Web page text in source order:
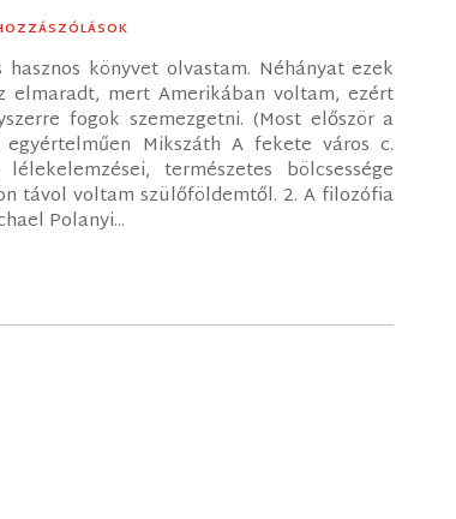
könyvet olvastam. Néhányat ezek
elmaradt, mert Amerikában voltam, ezért
fogok szemezgetni. (Most először a
Mikszáth A fekete város c.
természetes bölcsessége
távol voltam szülőföldemtől. 2. A filozófia
Polanyi...